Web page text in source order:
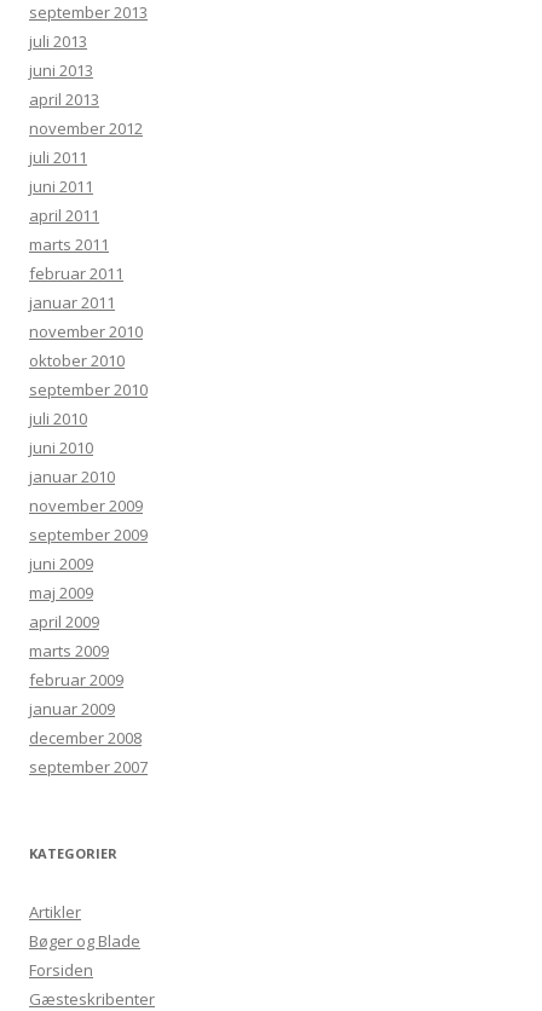
september 2013
juli 2013
juni 2013
april 2013
november 2012
juli 2011
juni 2011
april 2011
marts 2011
februar 2011
januar 2011
november 2010
oktober 2010
september 2010
juli 2010
juni 2010
januar 2010
november 2009
september 2009
juni 2009
maj 2009
april 2009
marts 2009
februar 2009
januar 2009
december 2008
september 2007
KATEGORIER
Artikler
Bøger og Blade
Forsiden
Gæsteskribenter